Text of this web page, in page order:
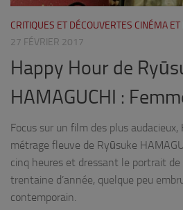
CRITIQUES ET DÉCOUVERTES CINÉMA
27 FÉVRIER 2017
Happy Hour de
HAMAGUCHI :
Focus sur un film des plus
métrage fleuve de Ryūsuke
cinq heures et dressant le portrait de
trentaine d’année, quelque peu
contemporain.